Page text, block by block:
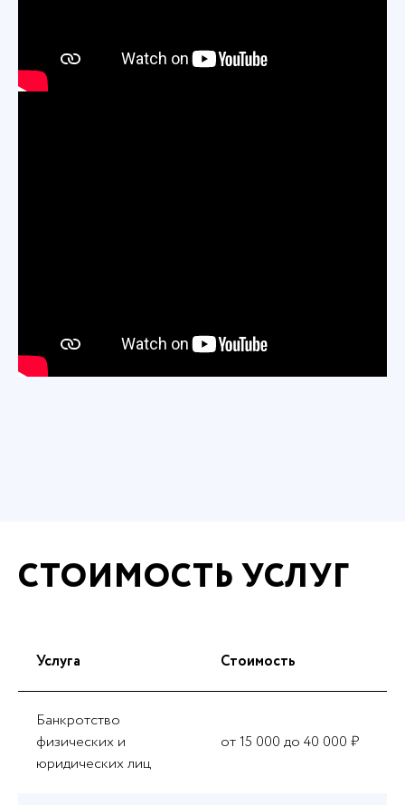
СТОИМОСТЬ УСЛУГ
Услуга Стоимость
Банкротство
физических и
юридических лиц
от 15 000 до 40 000 ₽